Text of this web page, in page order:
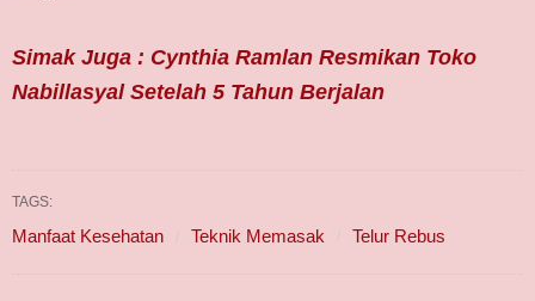
Simak Juga : Cynthia Ramlan Resmikan Toko
Nabillasyal Setelah 5 Tahun Berjalan
TAGS:
Manfaat Kesehatan Teknik Memasak Telur Rebus